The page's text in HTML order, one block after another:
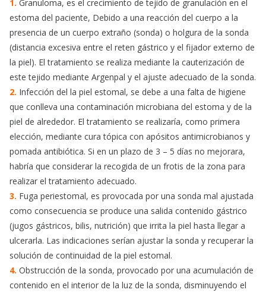
1. Granuloma, es el crecimiento de tejido de granulación en el
estoma del paciente, Debido a una reacción del cuerpo a la
presencia de un cuerpo extraño (sonda) o holgura de la sonda
(distancia excesiva entre el reten gástrico y el fijador externo de
la piel). El tratamiento se realiza mediante la cauterización de
este tejido mediante Argenpal y el ajuste adecuado de la sonda.
2. Infección del la piel estomal, se debe a una falta de higiene
que conlleva una contaminación microbiana del estoma y de la
piel de alrededor. El tratamiento se realizaría, como primera
elección, mediante cura tópica con apósitos antimicrobianos y
pomada antibiótica. Si en un plazo de 3 – 5 días no mejorara,
habría que considerar la recogida de un frotis de la zona para
realizar el tratamiento adecuado.
3. Fuga periestomal, es provocada por una sonda mal ajustada
como consecuencia se produce una salida contenido gástrico
(jugos gástricos, bilis, nutrición) que irrita la piel hasta llegar a
ulcerarla. Las indicaciones serían ajustar la sonda y recuperar la
solución de continuidad de la piel estomal.
4. Obstrucción de la sonda, provocado por una acumulación de
contenido en el interior de la luz de la sonda, disminuyendo el